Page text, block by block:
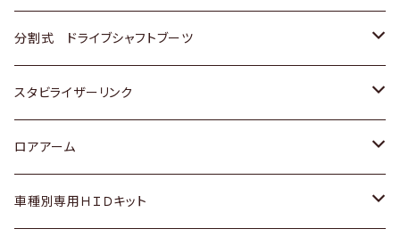
三菱
スバル
スバル
日産
いすゞ
ダイハツ
マツダ
ホンダ
スズキ
日産
ダイハツ
トヨタ
ホンダ
スズキ
日産
分割式 ドライブシャフトブーツ
トヨタ
ホンダ
スズキ
スタビライザーリンク
トヨタ
ホンダ
ロアアーム
ホンダ
車種別専用ＨＩＤキット